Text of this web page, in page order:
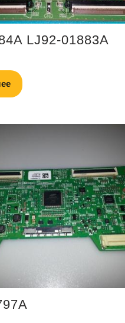
LJ92-01883A